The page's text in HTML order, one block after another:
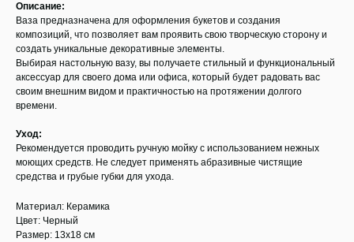
Описание:
Ваза предназначена для оформления букетов и создания
композиций, что позволяет вам проявить свою творческую сторону и
создать уникальные декоративные элементы.
Выбирая настольную вазу, вы получаете стильный и функциональный
аксессуар для своего дома или офиса, который будет радовать вас
своим внешним видом и практичностью на протяжении долгого
времени.
Уход:
Рекомендуется проводить ручную мойку с использованием нежных
моющих средств. Не следует применять абразивные чистящие
средства и грубые губки для ухода.
Материал: Керамика
Цвет: Черный
Размер: 13x18 см